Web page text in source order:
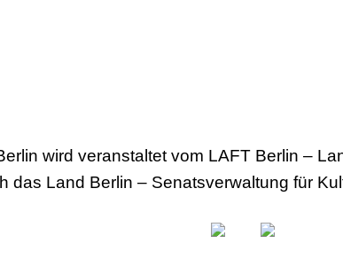
wird veranstaltet vom LAFT Berlin –
das Land Berlin – Senatsverwaltung für